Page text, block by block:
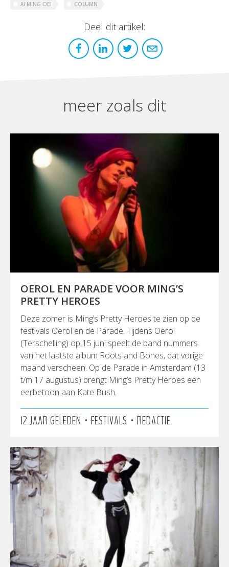
AI MING OEI COLUMN
Deel dit artikel:
meer zoals dit
OEROL EN PARADE VOOR MING’S
PRETTY HEROES
Deze zomer is Ming’s Pretty Heroes te zien op de
festivals Oerol en de Parade. Tijdens Oerol
(Terschelling) op 15 juni speelt de band nummers
van het laatste album Roots and Bones, dat vorige
maand verscheen. Op de Parade in Amsterdam (13
t/m 17 augustus) brengt Ming’s Pretty Heroes een
eerbetoon aan Kate Bush.
12 JAAR GELEDEN • FESTIVALS • REDACTIE